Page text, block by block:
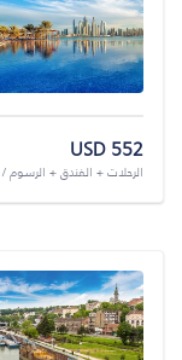
USD 552
الرحلات + الفندق +